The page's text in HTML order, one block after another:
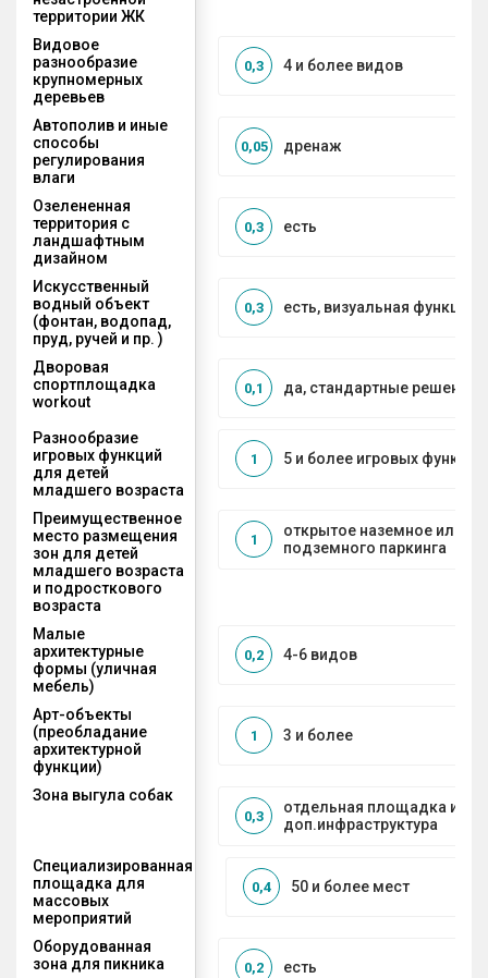
территории ЖК
Видовое
разнообразие
крупномерных
деревьев
4 и более видов
0,3
Автополив и иные
способы
регулирования
влаги
дренаж
0,05
Озелененная
территория с
ландшафтным
дизайном
есть
0,3
Искусственный
водный объект
(фонтан, водопад,
пруд, ручей и пр. )
есть, визуальная функция
0,3
Дворовая
спортплощадка
workout
да, стандартные решения
0,1
Разнообразие
игровых функций
для детей
младшего возраста
5 и более игровых функций
1
Преимущественное
место размещения
зон для детей
младшего возраста
и подросткового
возраста
открытое наземное или на
подземного паркинга
1
Малые
архитектурные
формы (уличная
мебель)
4-6 видов
0,2
Арт-объекты
(преобладание
архитектурной
функции)
3 и более
1
Зона выгула собак
отдельная площадка и
доп.инфраструктура
0,3
Специализированная
площадка для
массовых
мероприятий
50 и более мест
0,4
Оборудованная
зона для пикника
есть
0,2